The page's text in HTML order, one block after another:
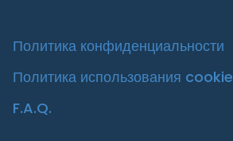
Политика конфиденциальности
Политика использования cookie
F.A.Q.